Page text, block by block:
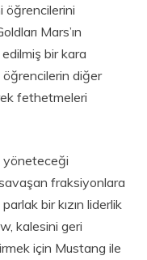
öğrencilerini
Mars’ın
bir kara
öğrencilerin diğer
fethetmeleri
yöneteceği
fraksiyonlara
bir kızın liderlik
kalesini geri
için Mustang ile